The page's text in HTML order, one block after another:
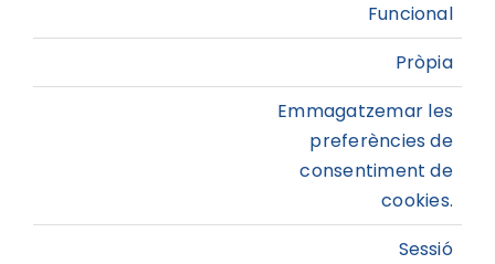
Funcional
Pròpia
Emmagatzemar les
preferències de
consentiment de
cookies.
Sessió